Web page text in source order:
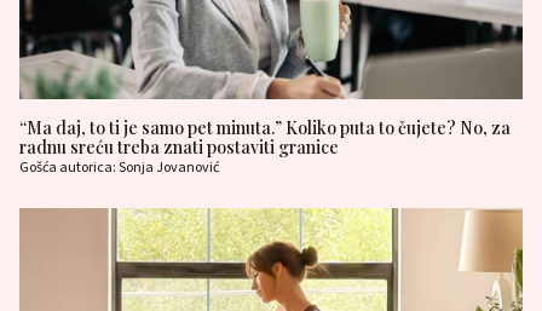
“Ma daj, to ti je samo pet minuta.” Koliko puta to čujete? No, za
radnu sreću treba znati postaviti granice
Gošća autorica: Sonja Jovanović